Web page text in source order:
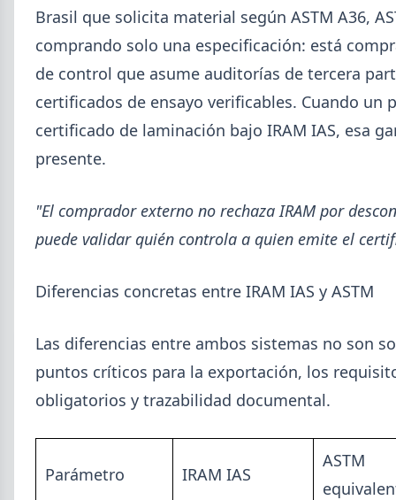
GENERAL 2026-08-04
Día de la Siderurgia: cómo llega el
sector al aniversario 78 del legado
El 31 de julio la industria del acero recordó a
Manuel Savio con inversiones millonarias, un
semestre de recuperación parcial y un mercado
Brasil que solicita material según ASTM A36,
comprando solo una especificación: está
de control que asume auditorías de tercera
certificados de ensayo verificables. Cuando
certificado de laminación bajo IRAM IAS, esa
presente.
"El comprador externo no rechaza IRAM por
puede validar quién controla a quien emite el
Diferencias concretas entre IRAM IAS y ASTM
Las diferencias entre ambos sistemas no son
puntos críticos para la exportación, los
obligatorios y trazabilidad documental.
Parámetro IRAM IAS
ASTM